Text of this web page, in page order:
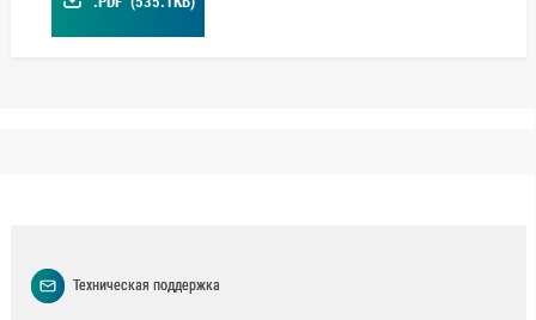
Техническая поддержка